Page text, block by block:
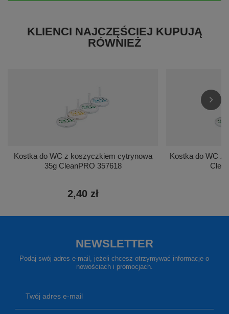
KLIENCI NAJCZĘŚCIEJ KUPUJĄ
RÓWNIEŻ
Kostka do WC z koszyczkiem cytrynowa
35g CleanPRO 357618
2,40 zł
Kostka do WC z
NEWSLETTER
Podaj swój adres e-mail, jeżeli chcesz otrzymywać informacje o
nowościach i promocjach.
Twój adres e-mail